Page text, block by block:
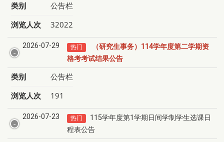
类别
公告栏
浏览人次
32022
2026-07-29 热门
（研究生事务）114学年度第二学期资
格考考试结果公告
类别
公告栏
浏览人次
191
2026-07-23 热门
115学年度第1学期日间学制学生选课日
程表公告